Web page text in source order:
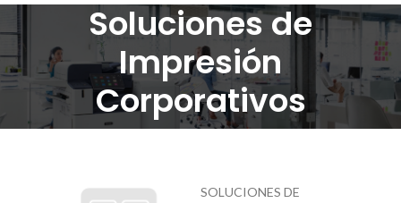
Soluciones de
Impresión
Corporativos
SOLUCIONES DE